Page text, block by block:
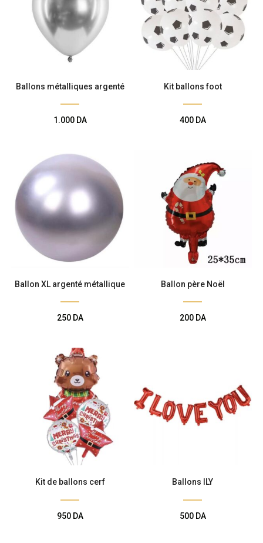
Ballons métalliques argenté
1.000 DA
Kit ballons foot
400 DA
Ballon XL argenté métallique
250 DA
Ballon père Noël
200 DA
Kit de ballons cerf
950 DA
Ballons ILY
500 DA